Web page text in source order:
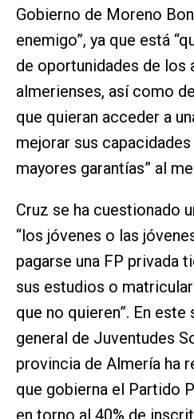
Gobierno de Moreno
enemigo”, ya que está
de oportunidades de los
almerienses, así como
que quieran acceder a
mejorar sus
mayores garantías” al
Cruz se ha cuestionado
“los jóvenes o las
pagarse una FP privada
sus estudios o
que no quieren”. En
general de Juventudes
provincia de Almería ha
que gobierna el Partido